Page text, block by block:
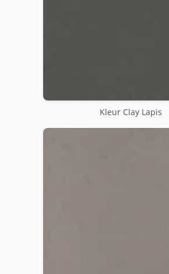
Kleur Clay Lapis